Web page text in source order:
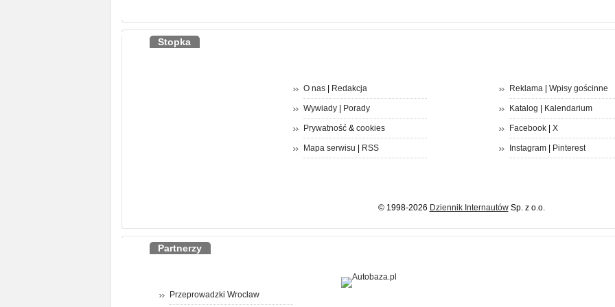
Stopka
O nas| Redakcja
Wywiady| Porady
Prywatność& cookies
Mapa serwisu RSS
Reklama| Wpisy gościnne
Katalog Kalendarium
Facebook| X
Instagram| Pinterest
© 1998-2026 Dziennik InternautówSp. z o.o.
Partnerzy
Przeprowadzki Wrocław